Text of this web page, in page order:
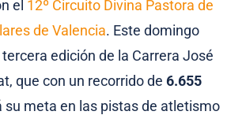
el 12º Circuito Divina Pastora de
de Valencia. Este domingo
edición de la Carrera José
que con un recorrido de6.655
su meta en las pistas de atletismo